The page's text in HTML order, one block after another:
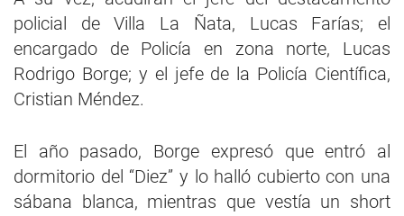
policial de Villa La Ñata, Lucas Farías; el
encargado de Policía en zona norte, Lucas
Rodrigo Borge; y el jefe de la Policía Científica,
Cristian Méndez.
El año pasado, Borge expresó que entró al
dormitorio del “Diez” y lo halló cubierto con una
sábana blanca, mientras que vestía un short